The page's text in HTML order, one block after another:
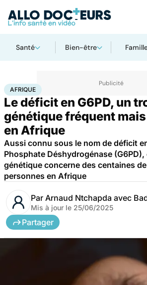
Santé Bien-être
AccueilSanté
AFRIQUE
Le déficit en G6PD, un
génétique fréquent
en Afrique
Aussi connu sous le nom de déficit
Phosphate Déshydrogénase
génétique concerne des centaines
personnes en Afrique
Par Arnaud Ntchapda avec
Mis à jour le 25/06/2025
Partager